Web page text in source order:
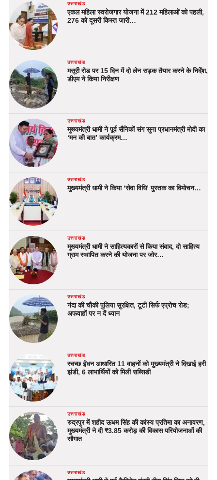
उत्तराखंड
एकल महिला स्वरोजगार योजना में 212 महिलाओं को पहली,
276 को दूसरी किस्त जारी…
उत्तराखंड
मसूरी रोड पर 15 दिन में दो लेन सड़क तैयार करने के निर्देश,
डीएम ने किया निरीक्षण
उत्तराखंड
मुख्यमंत्री धामी ने पूर्व सैनिकों संग सुना प्रधानमंत्री मोदी का
‘मन की बात’ कार्यक्रम…
उत्तराखंड
मुख्यमंत्री धामी ने किया ‘सेवा विधि’ पुस्तक का विमोचन…
उत्तराखंड
मुख्यमंत्री धामी ने साहित्यकारों से किया संवाद, दो साहित्य
ग्राम स्थापित करने की योजना पर जोर…
उत्तराखंड
नंदा की चौकी पुलिया सुरक्षित, टूटी सिर्फ एप्रोच रोड;
अफवाहों पर न दें ध्यान
उत्तराखंड
स्वच्छ ईंधन आधारित 11 वाहनों को मुख्यमंत्री ने दिखाई हरी
झंडी, 6 लाभार्थियों को मिली सब्सिडी
उत्तराखंड
रुद्रपुर में शहीद ऊधम सिंह की कांस्य प्रतिमा का अनावरण,
मुख्यमंत्री ने दी ₹3.85 करोड़ की विकास परियोजनाओं की
सौगात
उत्तराखंड